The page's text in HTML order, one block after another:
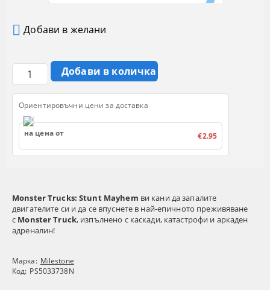
Monster Trucks: Stunt Mayhem ви кани да запалите
двигателите си и да се впуснете в най-епичното преживяване
с Monster Truck, изпълнено с каскади, катастрофи и аркаден
адреналин!
Марка: Milestone
Код: PS5033738N
Добави в желани
Ориентировъчни цени за доставка
на цена от €2.95